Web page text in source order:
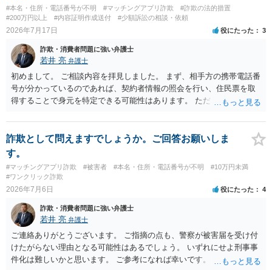
#本名・住所・電話番号が不明 #マッチングアプリ詐欺
#詐欺の法的措置
#200万円以上
#内容証明作成送付 #少額訴訟の相談・依頼
2026年7月17日 役にたった 3
詐欺・消費者問題に強い弁護士
若井 亮 弁護士
初めまして。 ご相談内容を拝見しました。 まず、相手方の携帯電話番
号が分かっているのであれば、契約者情報の照会を行い、住民票を取
得することで身元を特定できる可能性はあります。 ただ、他人名義の
ろです。 LINEについても、詐欺の事案であれば照会できる可能性はあ
りますが、携帯電話の番号を経由する方法より難しくなります。 身元
を特定した後は、返金の理屈があるかどうかを確認していきます。 基
本的に贈与に該当する場合には返金請求ができません。 詐欺を含め、
当方に返金の理屈があるかどうかを確認していきます。 さらに、渡し
た金額について、裏付けがあるかどうかも精査します。 上記を経て、
からスタートすることになるでしょう。 ご理解のとおり、詐欺である
ことの立証は簡単ではありません。 刑事事件化が出来るのであれば、
返金交渉で有利になる可能性がありますが、民事上の詐欺の立証以上
に難しいところがあります。 こちらについては、一度、最寄りの警察
署に被害相談をするようにしてください。 具体的な見通しに関して
詐欺として問えますでしょうか。ご回答お願いしま
す。
#マッチングアプリ詐欺 #被害者 #本名・住所・電話番号が不明
#10万円未満
#ワンクリック詐欺
2026年7月6日 役にたった 4
詐欺・消費者問題に強い弁護士
若井 亮 弁護士
ご連絡ありがとうございます。 ご指摘の点も、警察が被害届を受け付
けたがらない理由となる可能性はあるでしょう。 いずれにせよ刑事事
件化は難しいかと思います。 ご参考になれば幸いです。